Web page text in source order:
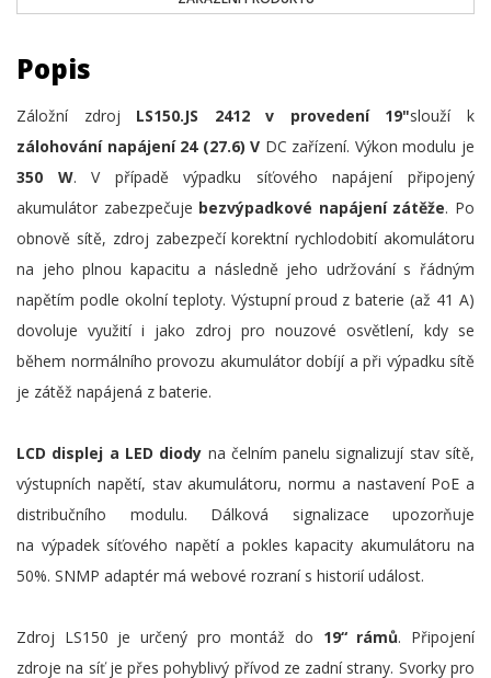
Popis
Záložní zdroj LS150.JS 2412 v provedení 19"slouží k
zálohování napájení 24 (27.6) V DC zařízení. Výkon modulu je
350 W. V případě výpadku síťového napájení připojený
akumulátor zabezpečuje bezvýpadkové napájení zátěže. Po
obnově sítě, zdroj zabezpečí korektní rychlodobití akomulátoru
na jeho plnou kapacitu a následně jeho udržování s řádným
napětím podle okolní teploty. Výstupní proud z baterie (až 41 A)
dovoluje využití i jako zdroj pro nouzové osvětlení, kdy se
během normálního provozu akumulátor dobíjí a při výpadku sítě
je zátěž napájená z baterie.
LCD displej a LED diody na čelním panelu signalizují stav sítě,
výstupních napětí, stav akumulátoru, normu a nastavení PoE a
distribučního modulu. Dálková signalizace upozorňuje
na výpadek síťového napětí a pokles kapacity akumulátoru na
50%. SNMP adaptér má webové rozraní s historií událost.
Zdroj LS150 je určený pro montáž do 19“ rámů. Připojení
zdroje na síť je přes pohyblivý přívod ze zadní strany. Svorky pro